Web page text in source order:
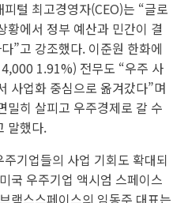
강연
우연 책임연구원
린다…한국도 대비해야”
임연구원은 5일 “우주에서 사
파이, 로봇, 소형모듈원자로
진 분야”라며 “한국도 우주경
에 뛰어들어야 한다”고 말했